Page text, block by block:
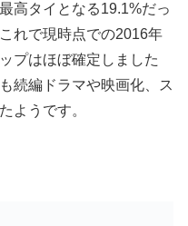
高タイとなる19.1%だっ
れで現時点での2016年
プはほぼ確定しました
続編ドラマや映画化、ス
ようです。